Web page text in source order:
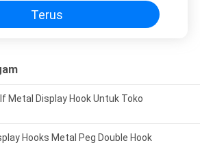
Terus
Metal Display Hook Untuk Toko
Hooks Metal Peg Double Hook